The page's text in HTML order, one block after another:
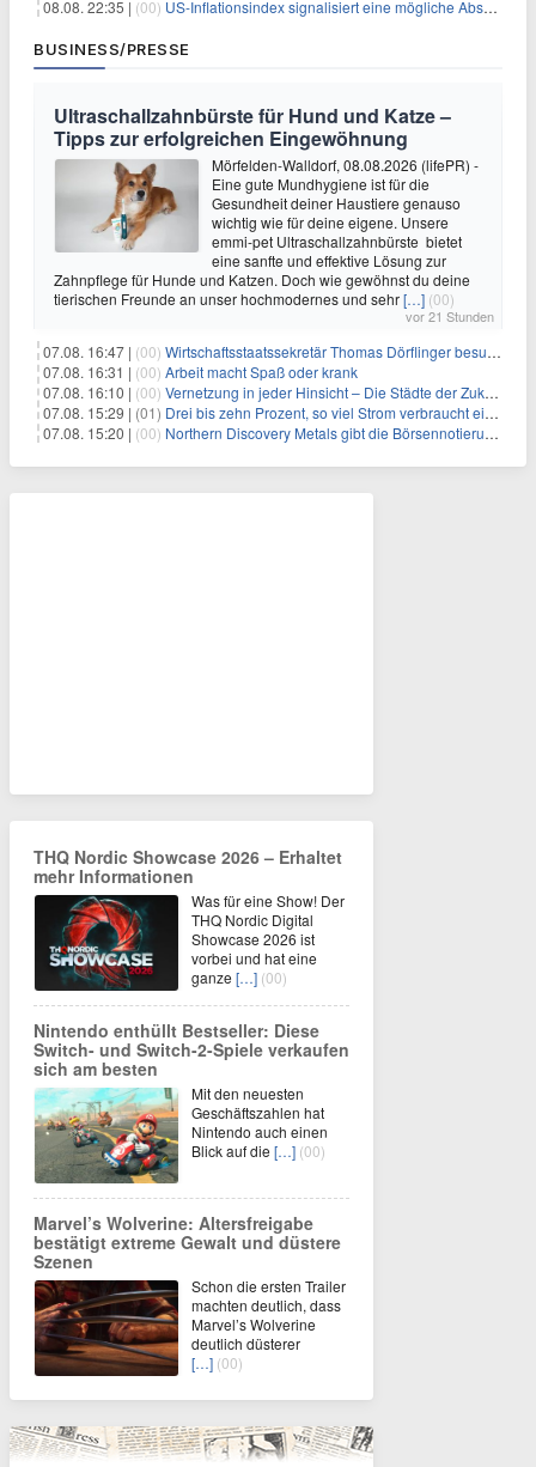
08.08. 22:35 | (00) US-Inflationsindex signalisiert eine mögliche Abschwächung der Inflationsdruck
BUSINESS/PRESSE
Ultraschallzahnbürste für Hund und Katze –
Tipps zur erfolgreichen Eingewöhnung
Mörfelden-Walldorf, 08.08.2026 (lifePR) -
Eine gute Mundhygiene ist für die
Gesundheit deiner Haustiere genauso
wichtig wie für deine eigene. Unsere
emmi-pet Ultraschallzahnbürste bietet
eine sanfte und effektive Lösung zur
Zahnpflege für Hunde und Katzen. Doch wie gewöhnst du deine
tierischen Freunde an unser hochmodernes und sehr[…] (00)
vor 21 Stunden
07.08. 16:47 | (00) Wirtschaftsstaatssekretär Thomas Dörflinger besucht Handwerksbetrieb im Kammerbezirk Freiburg
07.08. 16:31 | (00) Arbeit macht Spaß oder krank
07.08. 16:10 | (00) Vernetzung in jeder Hinsicht – Die Städte der Zukunft sind grün-blau
07.08. 15:29 | (01) Drei bis zehn Prozent, so viel Strom verbraucht ein Aufzug im Gebäude
07.08. 15:20 | (00) Northern Discovery Metals gibt die Börsennotierung an der Frankfurter Wertpapierbörse bekannt
THQ Nordic Showcase 2026 – Erhaltet
mehr Informationen
Was für eine Show! Der
THQ Nordic Digital
Showcase 2026 ist
vorbei und hat eine
ganze […] (00)
Nintendo enthüllt Bestseller: Diese
Switch- und Switch-2-Spiele verkaufen
sich am besten
Mit den neuesten
Geschäftszahlen hat
Nintendo auch einen
Blick auf die […] (00)
Marvel’s Wolverine: Altersfreigabe
bestätigt extreme Gewalt und düstere
Szenen
Schon die ersten Trailer
machten deutlich, dass
Marvel’s Wolverine
deutlich düsterer
[…] (00)